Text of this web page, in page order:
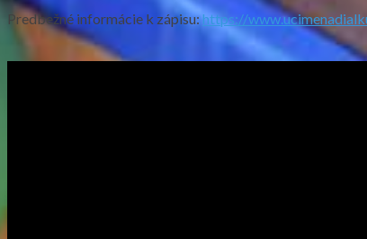
Predbežné informácie k zápisu:https://